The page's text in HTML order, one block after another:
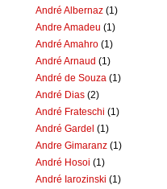
André Albernaz (1)
Andre Amadeu (1)
André Amahro (1)
André Arnaud (1)
André de Souza (1)
André Dias (2)
André Frateschi (1)
André Gardel (1)
Andre Gimaranz (1)
André Hosoi (1)
André Iarozinski (1)